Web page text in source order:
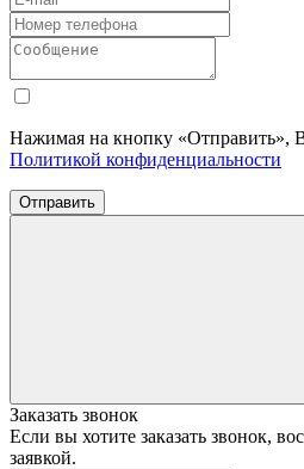
Нажимая на кнопку «Отправить»,
Политикой конфиденциальности
Отправить
Заказать звонок
Если вы хотите заказать звонок,
заявкой.